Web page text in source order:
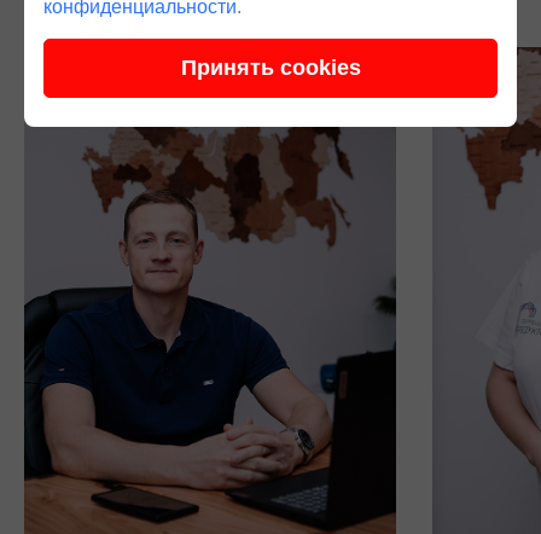
конфиденциальности.
Принять cookies